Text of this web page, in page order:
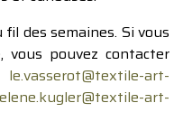
des semaines. Si vous
pouvez contacter
le.vasserot@textile-art-
art-